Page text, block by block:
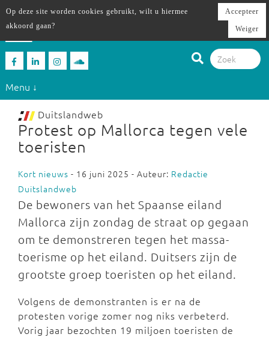
Menu ↓
Duitslandweb
Protest op Mallorca tegen vele
toeristen
Kort nieuws - 16 juni 2025 - Auteur: Redactie
Duitslandweb
De bewoners van het Spaanse eiland
Mallorca zijn zondag de straat op gegaan
om te demonstreren tegen het massa-
toerisme op het eiland. Duitsers zijn de
grootste groep toeristen op het eiland.
Volgens de demonstranten is er na de
protesten vorige zomer nog niks verbeterd.
Vorig jaar bezochten 19 miljoen toeristen de
Op deze site worden cookies gebruikt, wilt u hiermee
akkoord gaan?
Accepteer
Weiger